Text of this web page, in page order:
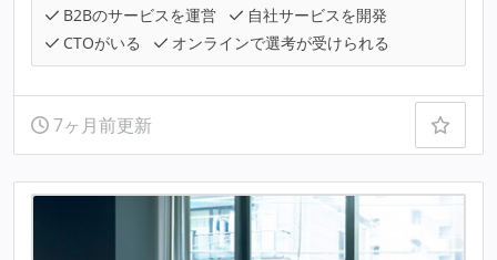
B2Bのサービスを運営
自社サービスを開発
CTOがいる
オンラインで選考が受けられる
7ヶ月前更新